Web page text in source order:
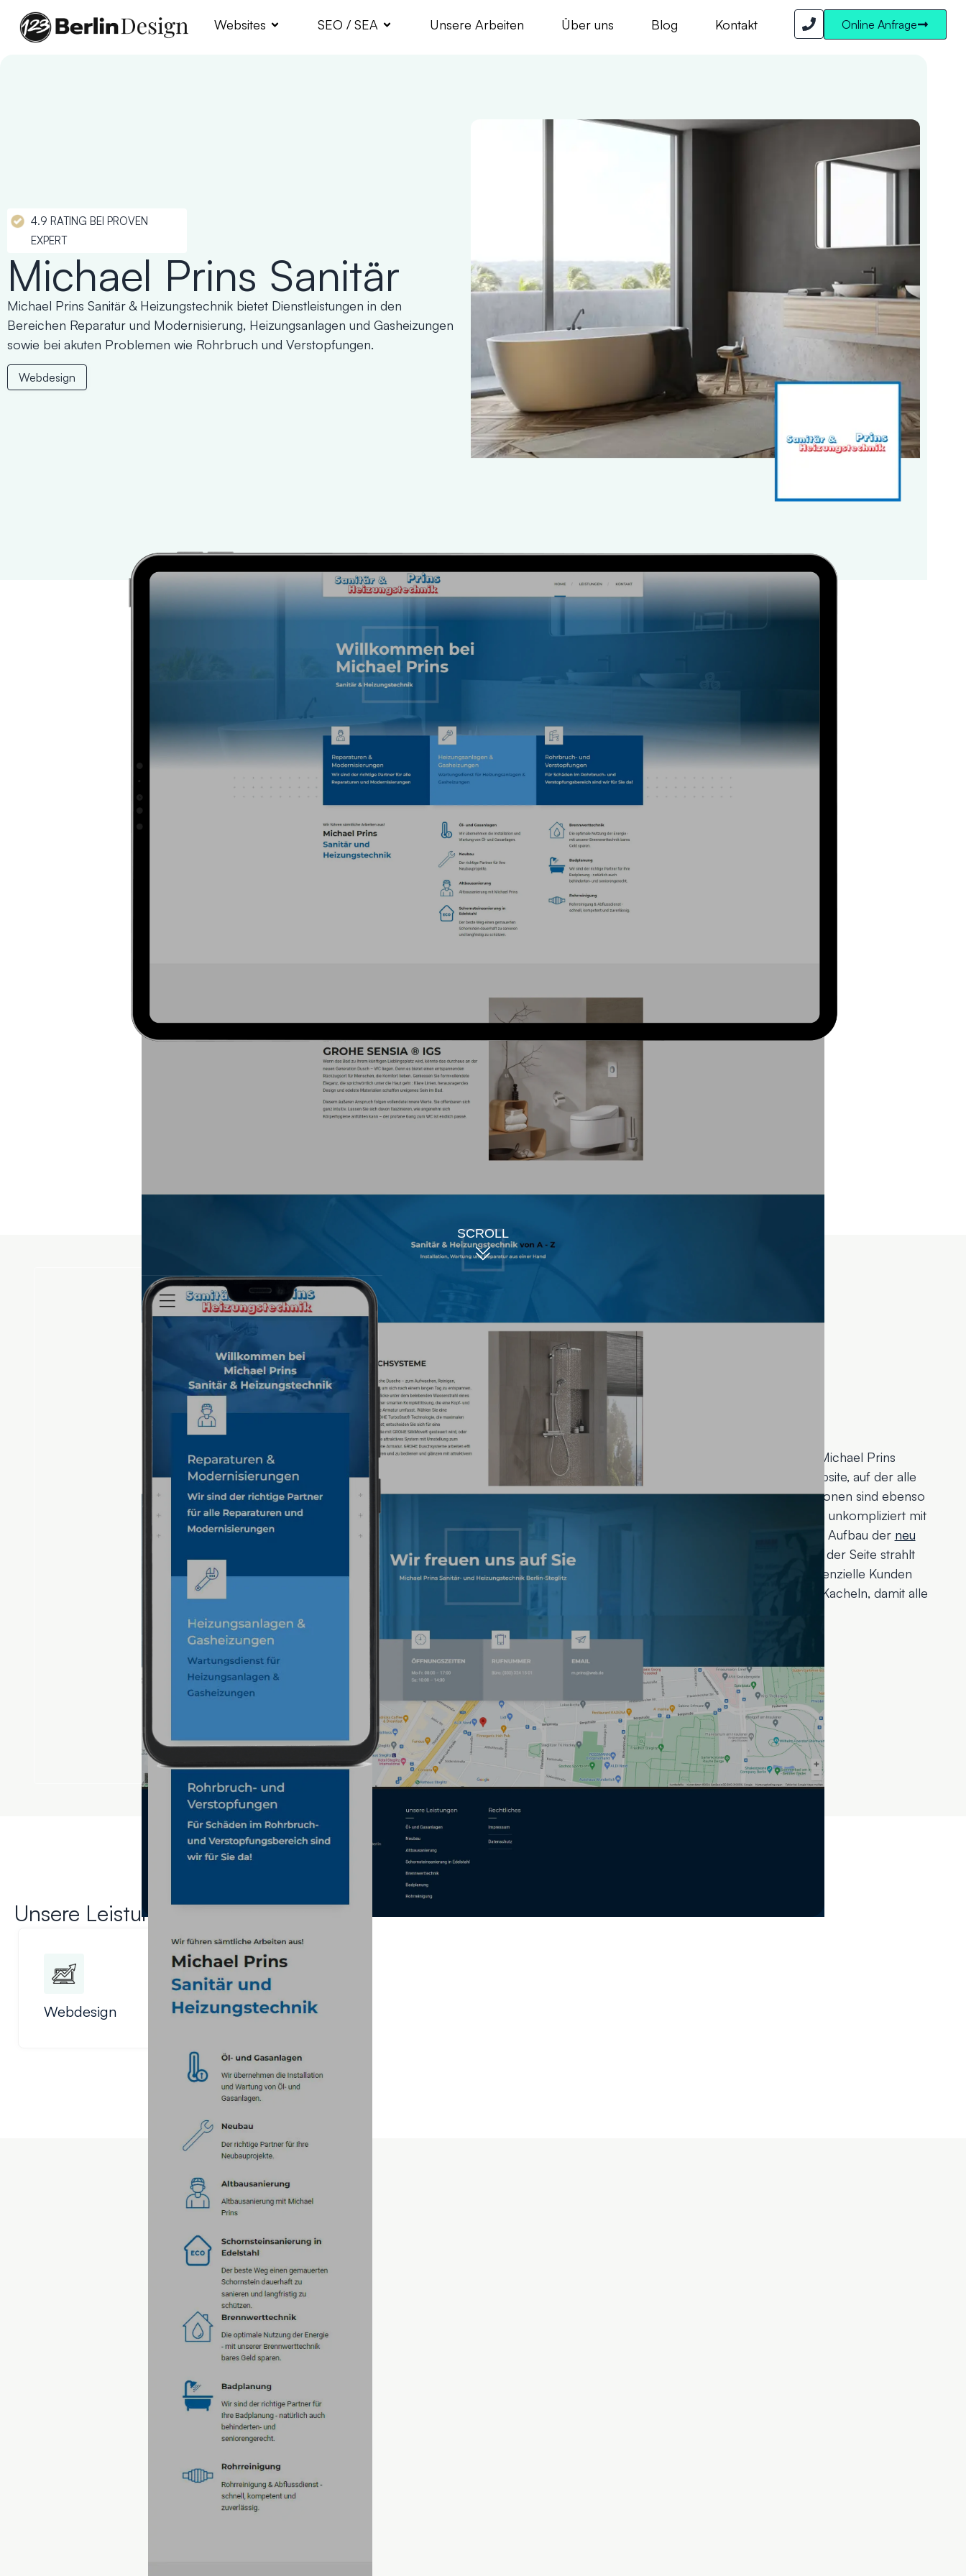
Websites SEO / SEA Unsere Arbeiten Über uns Blog Kontakt Online Anfrage
4.9 RATING BEI PROVEN
EXPERT
Michael Prins Sanitär
Michael Prins Sanitär & Heizungstechnik bietet Dienstleistungen in den
Bereichen Reparatur und Modernisierung, Heizungsanlagen und Gasheizungen
sowie bei akuten Problemen wie Rohrbruch und Verstopfungen.
Webdesign
SCROLL
Die Ausgangslage
Wir haben für Michael Prins Sanitär einen vollständigen Website-Relaunch durchgeführt. Die Website wurde
gehackt, wurde über Jahre nicht gewartet und entsprach nicht mehr dem Anspruch moderner
Unsere Lösungen
Nach dem von uns durchgeführten
hat Michael Prins
Sanitär nun einen smarten Onepager als Unternehmenswebsite, auf der alle
wichtigen Dienstleistungen aufgeführt sind. Kontaktinformationen sind ebenso
eingebettet wie eine Karte von Google Maps, damit Kunden unkompliziert mit
dem Unternehmen in Kontakt treten können. Der moderne Aufbau der neu
erstellten Website
mit Links zu den wichtigsten Infoblöcken der Seite strahlt
Professionalität und einen positiven ersten Eindruck für potenzielle Kunden
aus. Die neue Struktur zeigt alle Services in übersichtlichen Kacheln, damit alle
Leistungen direkt und ohne viel Scrollen sichtbar sind.
Unsere Leistungen
Webdesign